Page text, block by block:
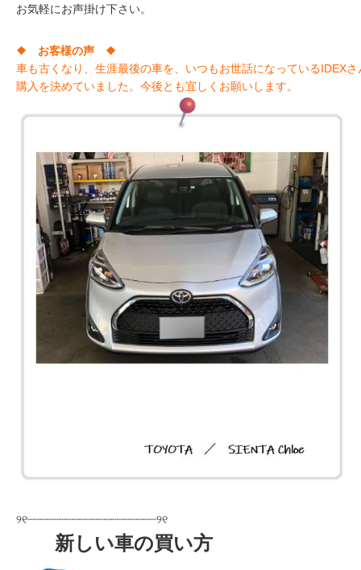
お気軽にお声掛け下さい。
❖ お客様の声 ❖
車も古くなり、生涯最後の車を、いつもお世話になっているIDEXさ
購入を決めていました。今後とも宜しくお願いします。
୨୧┈┈┈┈┈┈┈┈┈┈┈┈┈┈┈┈┈┈┈┈୨୧
新しい車の買い方